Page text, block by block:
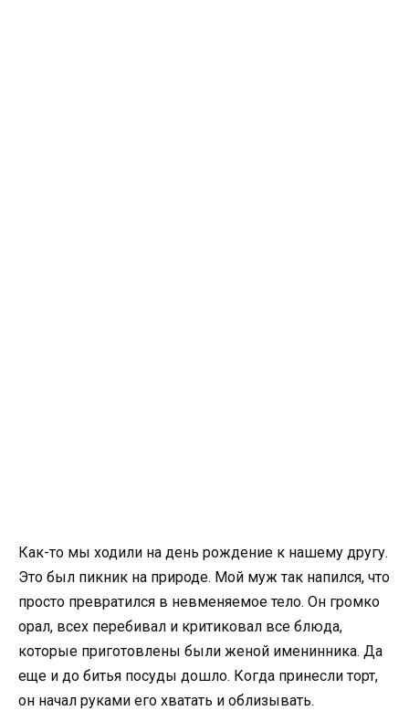
Как-то мы ходили на день рождение к нашему другу.
Это был пикник на природе. Мой муж так напился, что
просто превратился в невменяемое тело. Он громко
орал, всех перебивал и критиковал все блюда,
которые приготовлены были женой именинника. Да
еще и до битья посуды дошло. Когда принесли торт,
он начал руками его хватать и облизывать.